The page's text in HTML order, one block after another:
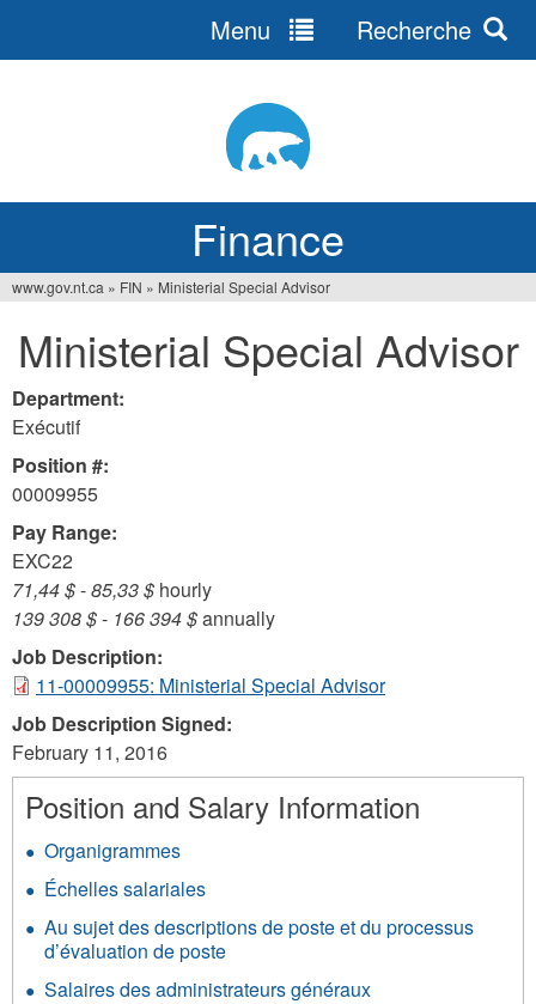
Finance
Menu Recherche
are
here
www.gov.nt.ca » FIN » Ministerial Special Advisor
Ministerial Special Advisor
Department:
Exécutif
Position #:
00009955
Pay Range:
EXC22
71,44 $-85,33 $ hourly
139 308 $- 166 394 $annually
Job Description:
11-00009955: Ministerial Special Advisor
Job Description Signed:
February 11, 2016
Position and Salary Information
Organigrammes
Échelles salariales
Au sujet des descriptions de poste et du processus
d’évaluation de poste
Salaires des administrateurs généraux